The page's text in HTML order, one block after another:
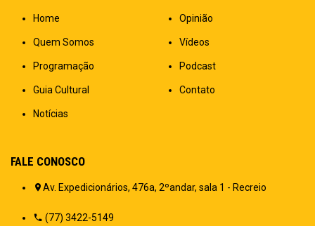
Home
Quem Somos
Programação
Guia Cultural
Notícias
Opinião
Vídeos
Podcast
Contato
FALE CONOSCO
Av. Expedicionários, 476a, 2ºandar, sala 1 - Recreio
(77) 3422-5149